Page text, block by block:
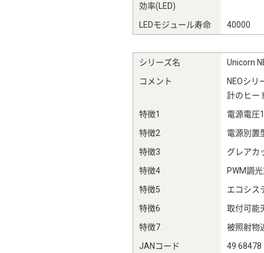
効率(LED)
LEDモジュール寿命 40000
シリーズ名
Unicorn
コメント
NEOシ
計のヒー
特徴1
電源電圧
特徴2
電源別置
特徴3
グレアカ
特徴4
PWM調
特徴5
エコシス
特徴6
取付可能
特徴7
被照射物
JANコード
49 68478